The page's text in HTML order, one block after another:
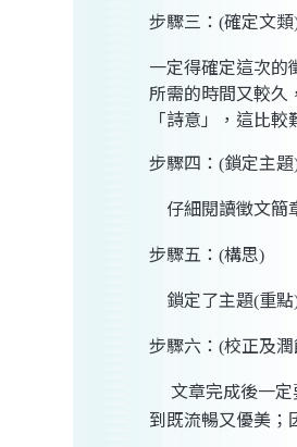
步驟三：(確定文類
一定得確定這次的
所需的時間又較久
「詩意」，這比
步驟四：(鎖定主題
仔細閱讀徵文簡
步驟五：(構思)
鎖定了主題(重點
步驟六：(校正及
文章完成後一
到既流暢又優美；